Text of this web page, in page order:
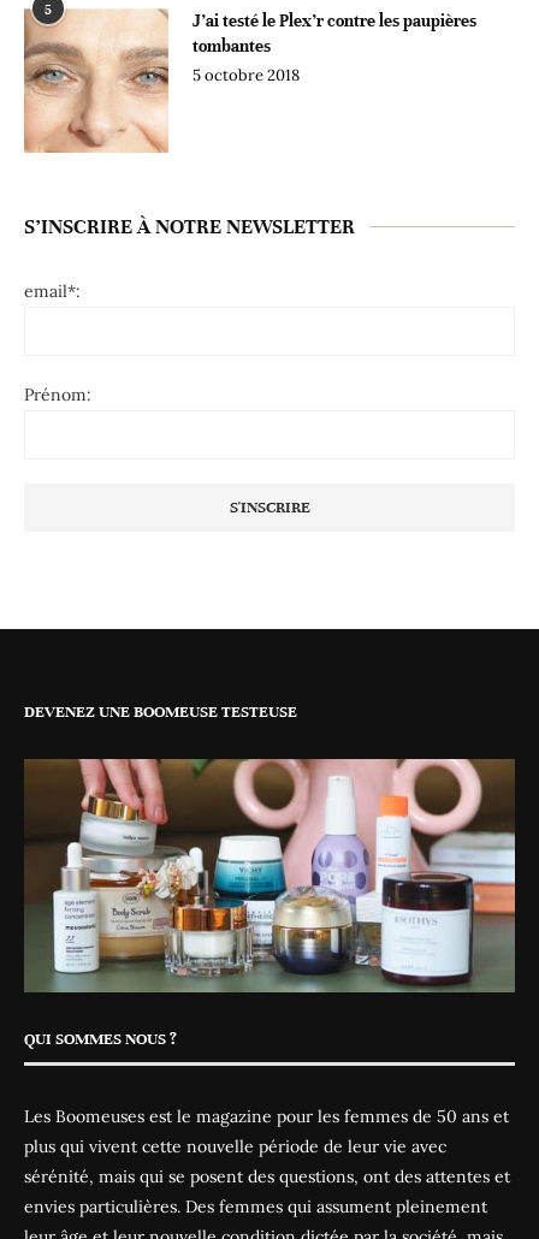
5
J’ai testé le Plex’r contre les paupières
tombantes
5 octobre 2018
S’INSCRIRE À NOTRE NEWSLETTER
email*:
Prénom:
DEVENEZ UNE BOOMEUSE TESTEUSE
QUI SOMMES NOUS ?
Les Boomeuses est le magazine pour les femmes de 50 ans et
plus qui vivent cette nouvelle période de leur vie avec
sérénité, mais qui se posent des questions, ont des attentes et
envies particulières. Des femmes qui assument pleinement